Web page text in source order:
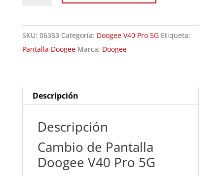
V40
Pro
cantidad
SKU: 06353 Categoría: Doogee V40 Pro 5G Etiqueta:
Pantalla Doogee Marca: Doogee
Descripción
Descripción
Cambio de Pantalla
Doogee V40 Pro 5G